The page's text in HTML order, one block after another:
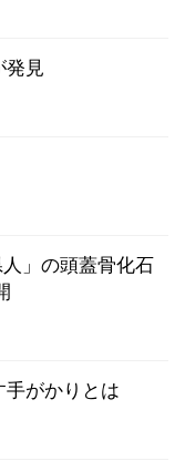
発見
」の頭蓋骨化石
がかりとは